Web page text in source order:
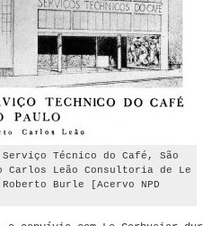
Técnico do Café, São
Carlos Leão Consultoria de Le
Burle [Acervo NPD